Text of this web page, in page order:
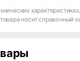
носит справочный